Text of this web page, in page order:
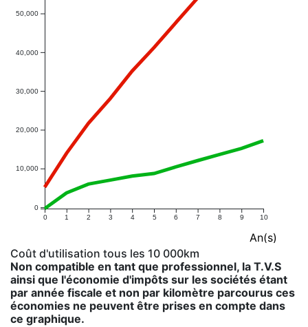
0 1 2 3 4 5 6 7 8 9 10
0
10,000
20,000
30,000
40,000
50,000
An(s)
Coût d'utilisation tous les 10 000km
Non compatible en tant que professionnel, la T.V.S
ainsi que l'économie d'impôts sur les sociétés étant
par année fiscale et non par kilomètre parcourus ces
économies ne peuvent être prises en compte dans
ce graphique.